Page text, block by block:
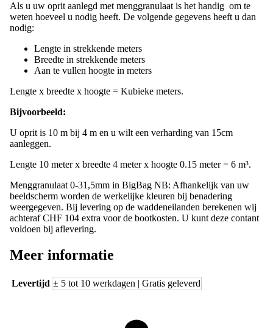
Als u uw oprit aanlegd met menggranulaat is het handig om te
weten hoeveel u nodig heeft. De volgende gegevens heeft u dan
nodig:
Lengte in strekkende meters
Breedte in strekkende meters
Aan te vullen hoogte in meters
Lengte x breedte x hoogte = Kubieke meters.
Bijvoorbeeld:
U oprit is 10 m bij 4 m en u wilt een verharding van 15cm
aanleggen.
Lengte 10 meter x breedte 4 meter x hoogte 0.15 meter = 6 m³.
Menggranulaat 0-31,5mm in BigBag NB: Afhankelijk van uw
beeldscherm worden de werkelijke kleuren bij benadering
weergegeven. Bij levering op de waddeneilanden berekenen wij
achteraf CHF 104 extra voor de bootkosten. U kunt deze contant
voldoen bij aflevering.
Meer informatie
Levertijd ± 5 tot 10 werkdagen | Gratis geleverd